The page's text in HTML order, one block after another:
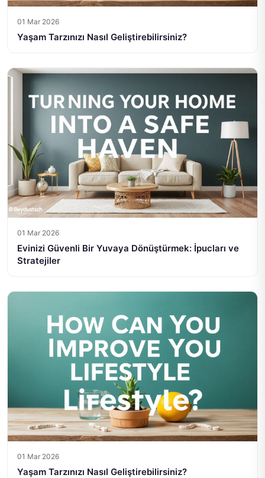
01 Mar 2026
Yaşam Tarzınızı Nasıl Geliştirebilirsiniz?
01 Mar 2026
Evinizi Güvenli Bir Yuvaya Dönüştürmek: İpucları ve
Stratejiler
01 Mar 2026
Yaşam Tarzınızı Nasıl Geliştirebilirsiniz?